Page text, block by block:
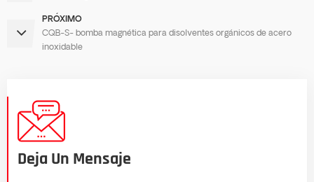
PRÓXIMO
CQB-S- bomba magnética para disolventes orgánicos de acero
inoxidable
Deja Un Mensaje